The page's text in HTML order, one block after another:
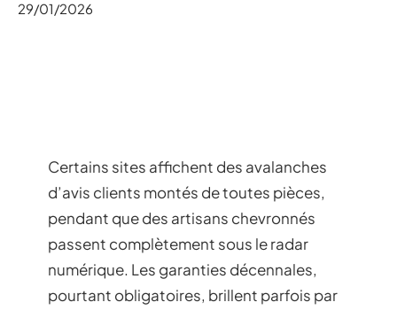
29/01/2026
Certains sites affichent des avalanches
d’avis clients montés de toutes pièces,
pendant que des artisans chevronnés
passent complètement sous le radar
numérique. Les garanties décennales,
pourtant obligatoires, brillent parfois par